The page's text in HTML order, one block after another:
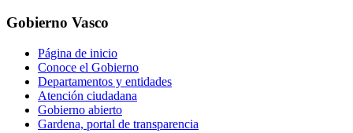
Gobierno Vasco
Página de inicio
Conoce el Gobierno
Departamentos y entidades
Atención ciudadana
Gobierno abierto
Gardena, portal de transparencia